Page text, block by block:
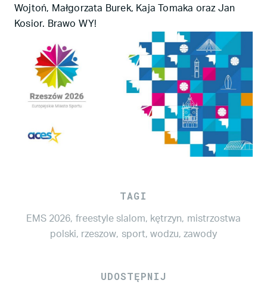
Wojtoń, Małgorzata Burek, Kaja Tomaka oraz Jan
Kosior. Brawo WY!
TAGI
EMS 2026, freestyle slalom, kętrzyn, mistrzostwa
polski, rzeszow, sport, wodzu,zawody
UDOSTĘPNIJ